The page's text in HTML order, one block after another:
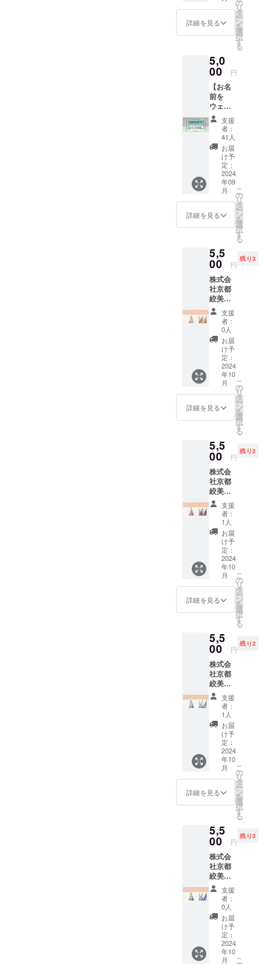
新規事業に
がきっかけ
ターネット
やSNSを通
じて多くの
人々と出会
いました。
これらの出
会いを通じ
て、共に何
かを起こし
たいという
強い思いを
抱くように
なりまし
た。シビッ
NPO法人
Code for
Osakaやグ
ローバル人
事塾、ス
タートアッ
プ支援のス
タートアッ
プミックス
ジュースな
ど、多くの
コミュニ
ティ活動に
ネットワー
キングや新
しいアイデ
アの発見、
共同の成長
を大切にし
ています。
は、これま
での豊富な
経験とスキ
ルを活か
し、デジタ
ケーション
を駆使し
て、人々の
役に立つこ
とから新し
いビジネス
やコトを生
み出すこと
です。これ
からも、出
会った人々
と共に新し
上げ、持続
可能なビジ
ネスモデル
の構築に挑
戦し続けま
す。
ら発展
した技
ンドス
クリー
ンとい
う技法
で染め
ていま
す。 日
本特有
の色を
表現で
きるよ
う、何
度も試
験を繰
り返し
色合わ
せ（混
ありま
す。
【サイ
ズや仕
様につ
いて】
・デザ
イン：
京都縞
柄 ・サ
イズ：
約３５
cm×約
９０cm
サイ
は、多
少の個
能性が
ござい
ます。
・生地
は切
りっ放
しに
なって
いま
す。
理由と
して
は、縫
い目を
作らな
で水は
けを良
早く乾
くよう
に、雑
菌が増
殖しな
いよう
に、と
いう昔
からの
工夫だ
という
説があ
りま
す。
【素材
て】 ・
大阪泉
られ
た、手
ぬぐい
生地 ・
綿１０
０％
ちを込
めて、
お礼の
メッ
動画を
お送り
いたし
ます。
支援画
面に
て、支
援金額
の上乗
せが可
能で
す。 何
卒、ご
協力の
ほどよ
ろしく
お願い
時間：
約3分間
・提供
方法：
メール
にURL
を記載
しま
す。
詳細を見る
の
リ
タ
ー
ン
を
選
択
す
る
5,0
00 円
【お名
前を
ウェブ
サイト
に掲載
する権
利】 ク
ラウド
ファン
ディン
グのご
支援者
様のお
名前
を、弊
社ウェ
トに掲
載いた
しま
す。 こ
の返礼
品は、
支援者
の皆様
に感謝
の意を
表すた
めの特
別なリ
ターン
です。
▼こち
らの
いたし
ます
http://w
ww.qret
hon.co
m ※掲載
期間は
2025年
9月まで
となり
ます。
（一年
間） ※
購入時
の備考
欄に掲
載する
を必ず
ご記入
くださ
い。 ※
ネット
ワーク
販売や
企業イ
メージ
が相違
する場
合等、
掲載を
お断り
させて
く場合
があり
させて
いただ
いた場
合にお
いても
返金は
いたし
かねま
す。
支援
者：
41人
お届
け予
定：
2024
年09
月
詳細を見る
こ
の
リ
タ
ー
ン
を
選
択
す
る
5,5
00 円
残り3
株式会
社京都
絞美
京 さ
ま
KIZOM
É a.un
バッグ
Cotton
Eco
傘巻
（オレ
ンジ）
お礼
メッ
セージ
工芸＆
Qretho
nステッ
カー付
京鹿の
子絞の
伝統技
法の一
つであ
る「傘
巻き絞
り」を
施し、
全体に
色を重
ね合わ
せてぼ
を出し
まし
た。 木
綿生地
を使用
し、素
材の自
然なイ
メージ
を生か
してナ
チュラ
ルカ
ラーに
仕上げ
ていま
す。 持
で結ぶ
位置に
よって
長さが
調節で
きま
す。布
が重
なった
部分は
ポケッ
トに
なって
いま
支援
者：
0人
お届
け予
定：
2024
年10
月
詳細を見る
こ
の
リ
タ
ー
ン
を
選
択
す
る
5,5
00 円
残り2
株式会
社京都
絞美
京 さ
ま
KIZOM
É a.un
バッグ
Cotton
Eco
傘巻
（ピン
ク） お
礼メッ
セージ
＋週末
Qretho
nステッ
カー付
京鹿の
子絞の
伝統技
法の一
つであ
る「傘
巻き絞
り」を
施し、
全体に
色を重
ね合わ
せてぼ
かし風
まし
た。 木
綿生地
を使用
し、素
材の自
然なイ
メージ
を生か
してナ
チュラ
ルカ
ラーに
仕上げ
支援
者：
1人
お届
け予
定：
2024
年10
月
詳細を見る
こ
の
リ
タ
ー
ン
を
選
択
す
る
5,5
00 円
残り2
株式会
社京都
絞美
京 さ
ま
KIZOM
É a.un
バッグ
Cotton
Eco
縫締
（ブ
ルー×
パープ
ル） お
礼メッ
＋週末
工芸＆
Qretho
nステッ
カー付
京鹿の
子絞の
伝統技
法の一
つであ
る「縫
い締め
絞り」
を施
支援
者：
1人
お届
け予
定：
2024
年10
月
詳細を見る
こ
の
リ
タ
ー
ン
を
選
択
す
る
5,5
00 円
残り3
株式会
社京都
絞美
京 さ
ま
KIZOM
É a.un
バッグ
Cotton
Eco
縫締
支援
者：
0人
お届
け予
定：
2024
年10
月
こ